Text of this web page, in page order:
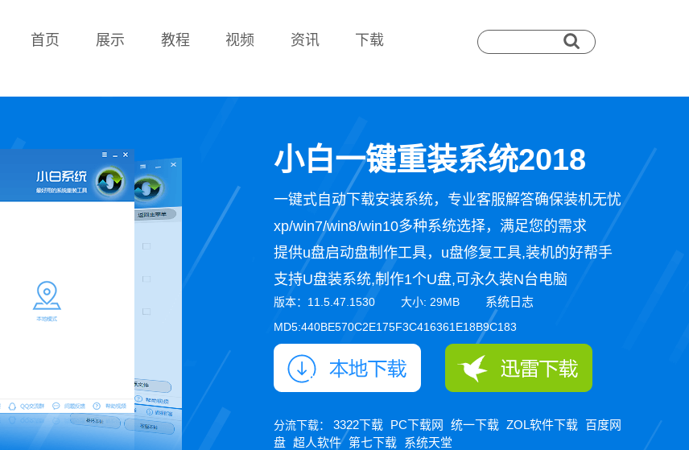
首页 展示 教程 视频 资讯 下载
小白一键重装系统2018
一键式自动下载安装系统，专业客服解答确保装机无忧
xp/win7/win8/win10多种系统选择，满足您的需求
提供u盘启动盘制作工具，u盘修复工具,装机的好帮手
支持U盘装系统,制作1个U盘,可永久装N台电脑
版本：11.5.47.1530 大小: 29MB 系统日志
MD5:440BE570C2E175F3C416361E18B9C183
分流下载： 3322下载 PC下载网 统一下载 ZOL软件下载 百度网
盘 超人软件 第七下载 系统天堂